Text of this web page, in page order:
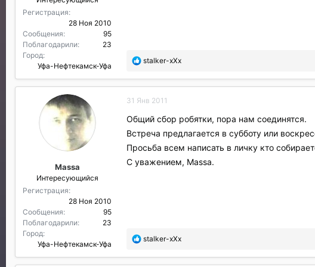
Регистрация
28 Ноя 2010
Сообщения
95
Поблагодарили
23
Город
Уфа-Нефтекамск-Уфа
П
б
а
о
д
а
и
stalker-xXx
Massa
Интересующийся
Регистрация
28 Ноя 2010
Сообщения
95
Поблагодарили
23
Город
Уфа-Нефтекамск-Уфа
31 Янв 2011
Общий сбор робятки, пора нам соединятся.
Встреча предлагается в субботу или
Просьба всем написать в личку кто
С уважением, Massa.
П
б
stalker-xXx